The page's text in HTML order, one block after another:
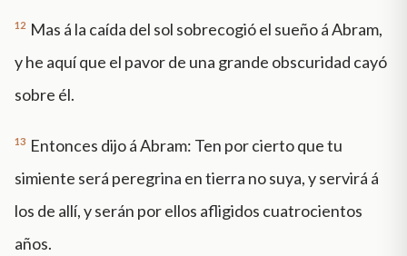
12 Mas á la caída del sol sobrecogió el sueño á Abram,
y he aquí que el pavor de una grande obscuridad cayó
sobre él.
13 Entonces dijo á Abram: Ten por cierto que tu
simiente será peregrina en tierra no suya, y servirá á
los de allí, y serán por ellos afligidos cuatrocientos
años.